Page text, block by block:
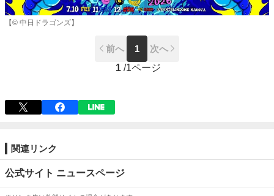
【© 中日ドラゴンズ】
前へ 1
次へ
1 /1ページ
関連リンク
公式サイト ニュースページ